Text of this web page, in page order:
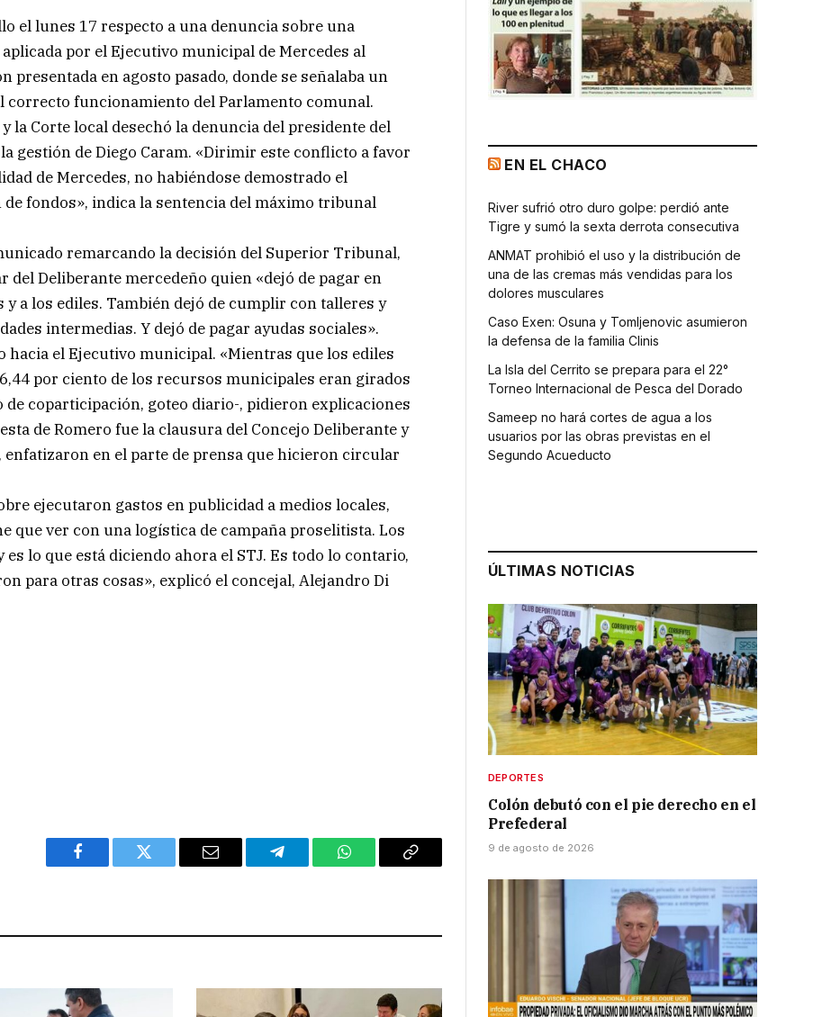
el lunes 17 respecto a una denuncia sobre una
por el Ejecutivo municipal de Mercedes al
presentada en agosto pasado, donde se señalaba un
correcto funcionamiento del Parlamento comunal.
Corte local desechó la denuncia del presidente del
gestión de Diego Caram. «Dirimir este conflicto a favor
de Mercedes, no habiéndose demostrado el
fondos», indica la sentencia del máximo tribunal
remarcando la decisión del Superior Tribunal,
Deliberante mercedeño quien «dejó de pagar en
a los ediles. También dejó de cumplir con talleres y
intermedias. Y dejó de pagar ayudas sociales».
hacia el Ejecutivo municipal. «Mientras que los ediles
por ciento de los recursos municipales eran girados
coparticipación, goteo diario-, pidieron explicaciones
de Romero fue la clausura del Concejo Deliberante y
enfatizaron en el parte de prensa que hicieron circular
ejecutaron gastos en publicidad a medios locales,
que ver con una logística de campaña proselitista. Los
lo que está diciendo ahora el STJ. Es todo lo contario,
para otras cosas», explicó el concejal, Alejandro Di
Facebook Twitter Email Telegram WhatsAppCopy
EN EL CHACO
River sufrió otro duro golpe: perdió ante
Tigre y sumó la sexta derrota consecutiva
ANMAT prohibió el uso y la distribución de
una de las cremas más vendidas para los
dolores musculares
Caso Exen: Osuna y Tomljenovic asumieron
la defensa de la familia Clinis
La Isla del Cerrito se prepara para el 22°
Torneo Internacional de Pesca del Dorado
Sameep no hará cortes de agua a los
usuarios por las obras previstas en el
Segundo Acueducto
ÚLTIMAS NOTICIAS
DEPORTES
Colón debutó con el pie derecho en el
Prefederal
9 de agosto de 2026